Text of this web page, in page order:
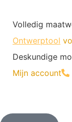
Volledig
Ontwerptool
Deskundige
Mijn account